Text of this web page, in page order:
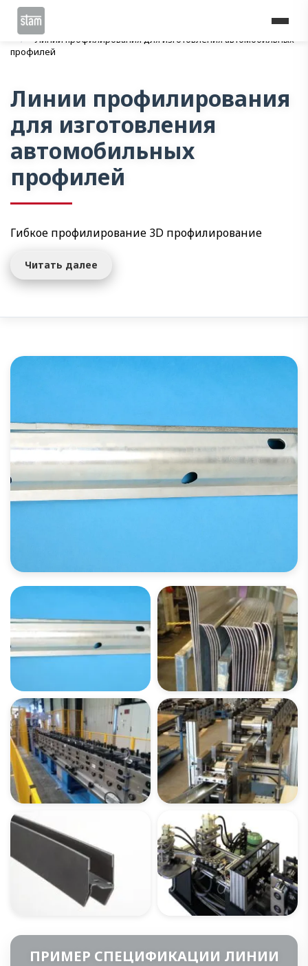
Home
Автомобилестроение
Линии профилирования для изготовления автомобильных
профилей
Линии профилирования
для изготовления
автомобильных
профилей
Гибкое профилирование 3D профилирование
Читать далее
ОТКРЫТЬ ФОТОГАЛЕРЕЮ
ПРИМЕР СПЕЦИФИКАЦИИ ЛИНИИ